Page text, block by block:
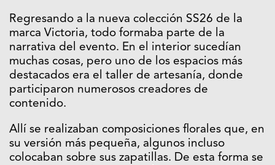
Regresando a la nueva colección SS26 de la
marca Victoria, todo formaba parte de la
narrativa del evento. En el interior sucedían
muchas cosas, pero uno de los espacios más
destacados era el taller de artesanía, donde
participaron numerosos creadores de
contenido.
Allí se realizaban composiciones florales que, en
su versión más pequeña, algunos incluso
colocaban sobre sus zapatillas. De esta forma se